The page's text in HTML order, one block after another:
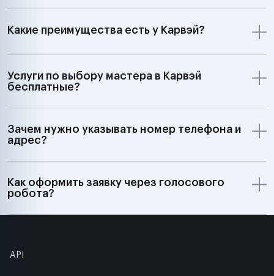
Какие преимущества есть у Карвэй?
Услуги по выбору мастера в Карвэй
бесплатные?
Зачем нужно указывать номер телефона и
адрес?
Как оформить заявку через голосового
робота?
API